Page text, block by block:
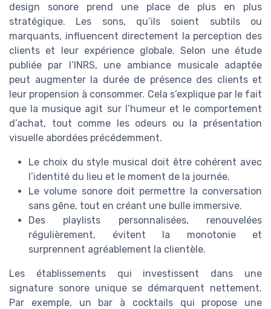
design sonore prend une place de plus en plus
stratégique. Les sons, qu’ils soient subtils ou
marquants, influencent directement la perception des
clients et leur expérience globale. Selon une étude
publiée par l’INRS, une ambiance musicale adaptée
peut augmenter la durée de présence des clients et
leur propension à consommer. Cela s’explique par le fait
que la musique agit sur l’humeur et le comportement
d’achat, tout comme les odeurs ou la présentation
visuelle abordées précédemment.
Le choix du style musical doit être cohérent avec
l’identité du lieu et le moment de la journée.
Le volume sonore doit permettre la conversation
sans gêne, tout en créant une bulle immersive.
Des playlists personnalisées, renouvelées
régulièrement, évitent la monotonie et
surprennent agréablement la clientèle.
Les établissements qui investissent dans une
signature sonore unique se démarquent nettement.
Par exemple, un bar à cocktails qui propose une